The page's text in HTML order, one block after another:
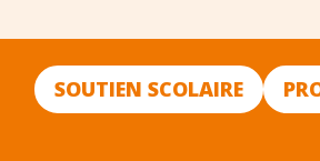
SOUTIEN SCOLAIRE